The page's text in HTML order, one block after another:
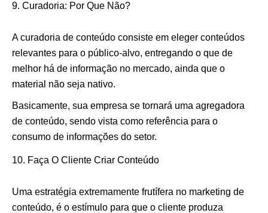
Curadoria: Por Que Não?
A curadoria de conteúdo consiste em eleger conteúdos
relevantes para o público-alvo, entregando o que de
melhor há de informação no mercado, ainda que o
material não seja nativo.
Basicamente, sua empresa se tornará uma agregadora
de conteúdo, sendo vista como referência para o
consumo de informações do setor.
Faça O Cliente Criar Conteúdo
Uma estratégia extremamente frutífera no marketing de
conteúdo, é o estímulo para que o cliente produza